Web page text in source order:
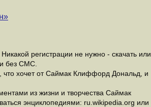
регистрации не нужно - скачать или
и без СМС.
что хочет от Саймак Клиффорд Дональд, и
из жизни и творчества Саймак
энциклопедиями: ru.wikipedia.org или